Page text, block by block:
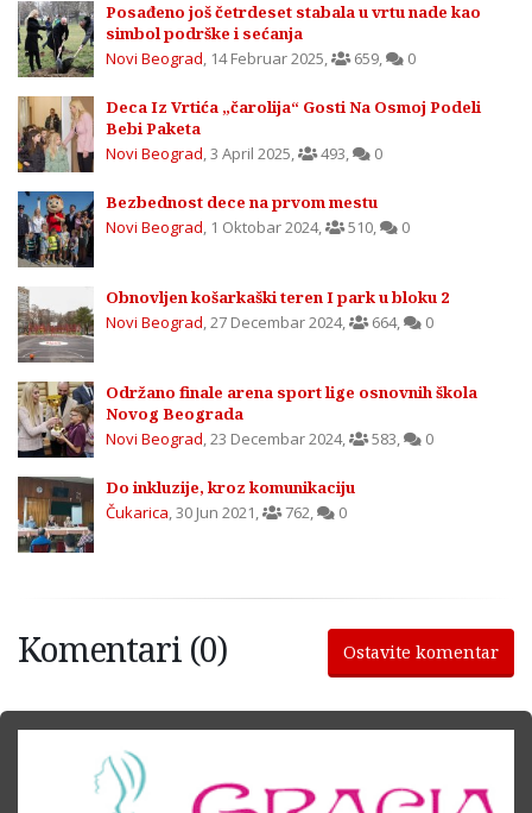
Posađeno još četrdeset stabala u vrtu nade kao
simbol podrške i sećanja
Novi Beograd, 14 Februar 2025, 659, 0
Deca Iz Vrtića „čarolija“ Gosti Na Osmoj Podeli
Bebi Paketa
Novi Beograd,3 April 2025, 493, 0
Bezbednost dece na prvom mestu
Novi Beograd, 1 Oktobar 2024, 510, 0
Obnovljen košarkaški teren I park u bloku 2
Novi Beograd,27 Decembar 2024, 664, 0
Održano finale arena sport lige osnovnih škola
Novog Beograda
Novi Beograd,23 Decembar 2024, 583, 0
Do inkluzije, kroz komunikaciju
Čukarica,30 Jun 2021, 762, 0
Komentari (0) Ostavite komentar